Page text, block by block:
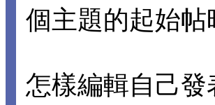
個主題的起始
怎樣編輯自己發